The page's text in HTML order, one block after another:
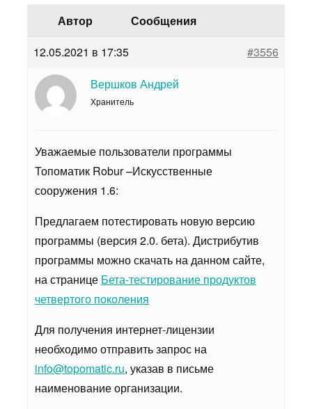
Автор
Сообщения
12.05.2021 в 17:35
#3556
Вершков Андрей
Хранитель
Уважаемые пользователи программы
Топоматик Robur –Искусственные
сооружения 1.6:
Предлагаем потестировать новую версию
программы (версия 2.0. бета). Дистрибутив
программы можно скачать на данном сайте,
на странице Бета-тестирование продуктов
четвертого поколения
Для получения интернет-лицензии
необходимо отправить запрос на
info@topomatic.ru, указав в письме
наименование организации.